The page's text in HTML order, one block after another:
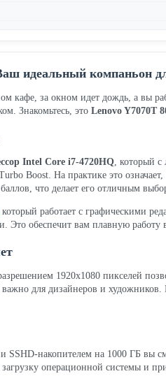
идеальный компаньон
кафе, за окном идет дождь, а вы
Знакомьтесь, это Lenovo Y7070T
Intel Core i7-4720HQ, который с
Boost. На практике это
что делает его отличным
который работает с графическими
Это обеспечит вам плавную
1920x1080 пикселей
для дизайнеров и
накопителем на 1000 ГБ вы
операционной системы и